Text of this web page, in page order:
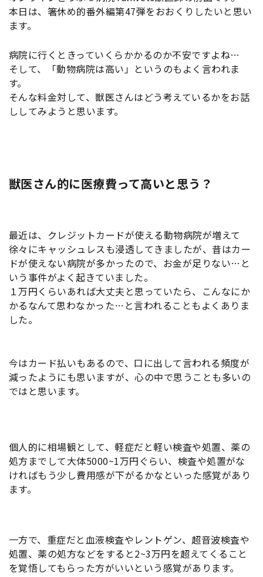
本日は、箸休め的番外編第47弾をおおくりしたいと思い
ます。
病院に行くときっていくらかかるのか不安ですよね…
そして、「動物病院は高い」というのもよく言われま
す。
そんな料金対して、獣医さんはどう考えているかをお話
ししてみようと思います。
獣医さん的に医療費って高いと思う？
最近は、クレジットカードが使える動物病院が増えて
徐々にキャッシュレスも浸透してきましたが、昔はカー
ドが使えない病院が多かったので、お金が足りない…と
いう事件がよく起きていました。
１万円くらいあれば大丈夫と思っていたら、こんなにか
かるなんて思わなかった…と言われることもよくありま
した。
今はカード払いもあるので、口に出して言われる頻度が
減ったようにも思いますが、心の中で思うことも多いの
ではと思います。
個人的に相場観として、軽症だと軽い検査や処置、薬の
処方までして大体5000~1万円ぐらい、検査や処置がな
ければもう少し費用感が下がるかなといった感覚があり
ます。
一方で、重症だと血液検査やレントゲン、超音波検査や
処置、薬の処方などをすると2~3万円を超えてくること
を覚悟してもらった方がいいという感覚があります。